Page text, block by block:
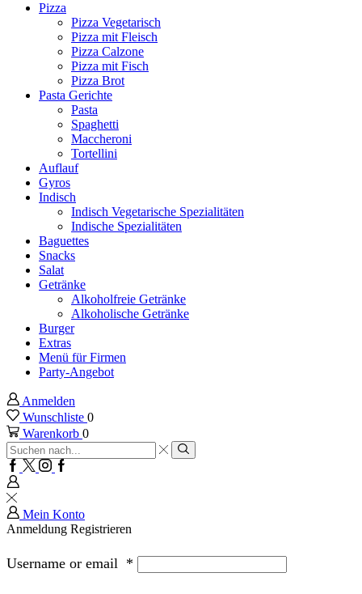
Pizza
Pizza Vegetarisch
Pizza mit Fleisch
Pizza Calzone
Pizza mit Fisch
Pizza Brot
Pasta Gerichte
Pasta
Spaghetti
Maccheroni
Tortellini
Auflauf
Gyros
Indisch
Indisch Vegetarische Spezialitäten
Indische Spezialitäten
Baguettes
Snacks
Salat
Getränke
Alkoholfreie Getränke
Alkoholische Getränke
Burger
Extras
Menü für Firmen
Party-Angebot
Anmelden
Wunschliste 0
Warenkorb 0
Sucheingabe
Suche
Facebook
TwitterInstagram
Google
Mein Konto
Anmeldung Registrieren
Username or email *